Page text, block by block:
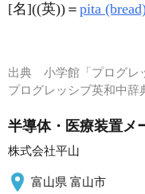
[名]((英))＝ pita
出典 小学館「プログレ
プログレッシブ英和中
半導体・医療装置メ
株式会社平山
富山県 富山市